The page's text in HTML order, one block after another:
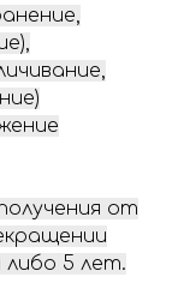
от
либо 5 лет.